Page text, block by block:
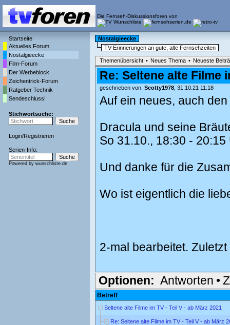
Die Fernseh-Diskussionsforen von
Startseite
Aktuelles Forum
Nostalgieecke
Film-Forum
Der Werbeblock
Zeichentrick-Forum
Ratgeber Technik
Sendeschluss!
Stichwortsuche:
Login/Registrieren
Serien-Info:
Powered by wunschliste.de
Nostalgieecke
TV-Erinnerungen an gute, alte Fernsehzeiten
Themenübersicht • Neues Thema • Neueste
Re: Seltene alte Filme
geschrieben von: Scotty1978 , 31.10.21 11:18
Auf ein neues, auch
Dracula und seine
So 31.10., 18:30 -
Und danke für die
Wo ist eigentlich die
2-mal bearbeitet.
Optionen: Antworten •
Betreff
Seltene alte Filme im TV - Teil V - ab März 2021
Re: Seltene alte Filme im TV - Teil V - ab März